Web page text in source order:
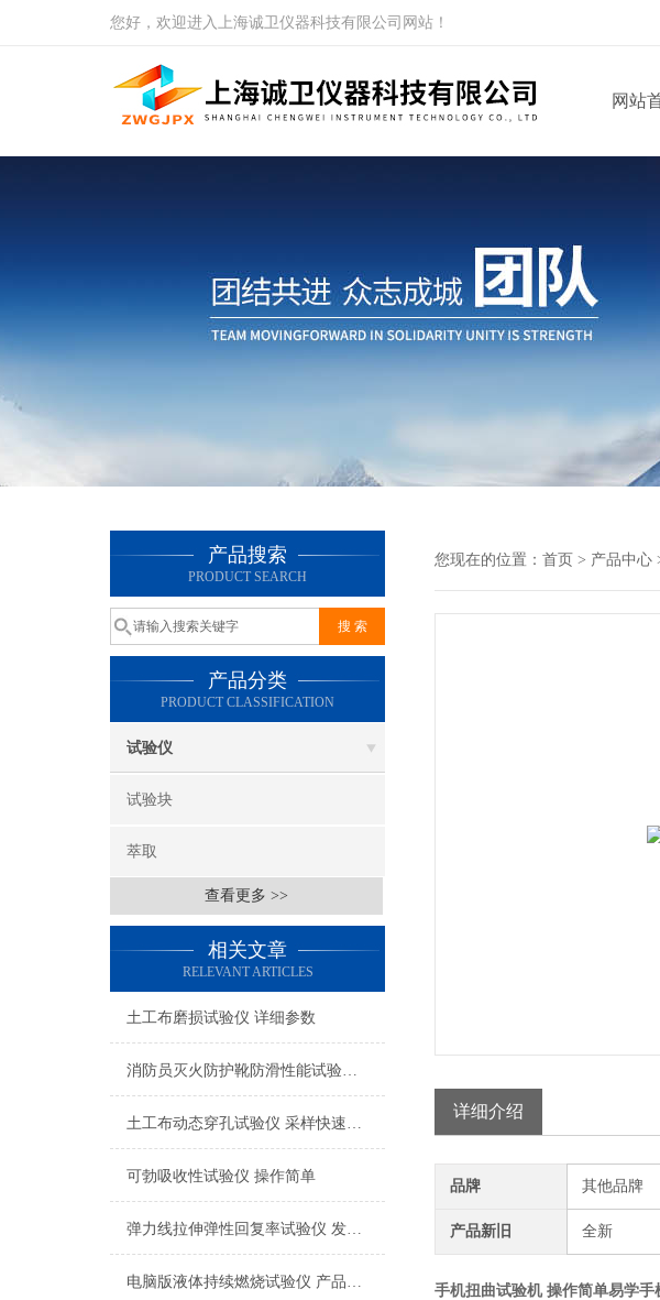
您好，欢迎进入上海诚卫仪器科技有限公司网站！
网站
产品搜索
PRODUCT SEARCH
产品分类
PRODUCT CLASSIFICATION
试验仪
试验块
萃取
查看更多 >>
相关文章
RELEVANT ARTICLES
土工布磨损试验仪 详细参数
消防员灭火防护靴防滑性能试验仪 检测数据精准
土工布动态穿孔试验仪 采样快速稳定
可勃吸收性试验仪 操作简单
弹力线拉伸弹性回复率试验仪 发货及时
电脑版液体持续燃烧试验仪 产品质量好
您现在的位置： 首页 > 产品中心
详细介绍
品牌 其他品牌
产品新旧 全新
手机扭曲试验机 操作简单易学手